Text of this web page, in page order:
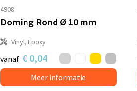
4908
Doming Rond Ø 10 mm
Vinyl, Epoxy
vanaf € 0,04
Meer informatie